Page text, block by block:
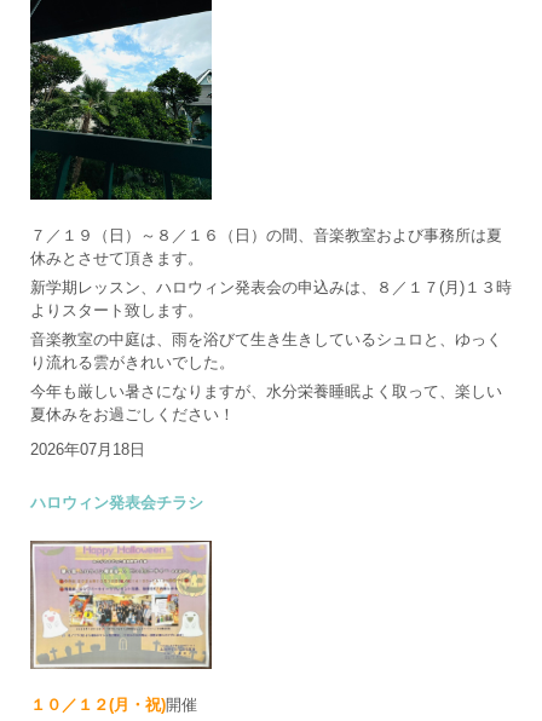
７／１９（日）～８／１６（日）の間、音楽教室および事務所は夏
休みとさせて頂きます。
新学期レッスン、ハロウィン発表会の申込みは、８／１７(月)１３時
よりスタート致します。
音楽教室の中庭は、雨を浴びて生き生きしているシュロと、ゆっく
り流れる雲がきれいでした。
今年も厳しい暑さになりますが、水分栄養睡眠よく取って、楽しい
夏休みをお過ごしください！
2026年07月18日
ハロウィン発表会チラシ
１０／１２(月・祝)開催